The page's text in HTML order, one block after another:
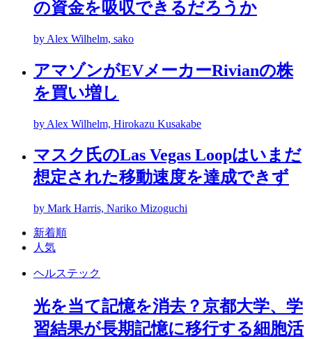
の資金を吸収できるだろうか
by Alex Wilhelm, sako
アマゾンがEVメーカーRivianの株
を買い増し
by Alex Wilhelm, Hirokazu Kusakabe
マスク氏のLas Vegas Loopはいまだ
想定された移動速度を達成できず
by Mark Harris, Nariko Mizoguchi
新着順
人気
ヘルステック
光を当て記憶を消去？京都大学、学
習結果が長期記憶に移行する細胞活